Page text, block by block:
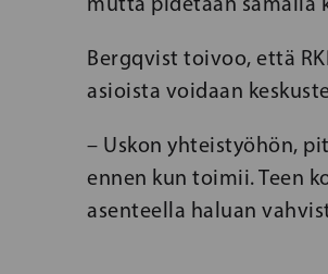
Bergqvist toivoo, että
asioista voidaan
– Uskon yhteistyöhön,
ennen kun toimii. Teen
asenteella haluan